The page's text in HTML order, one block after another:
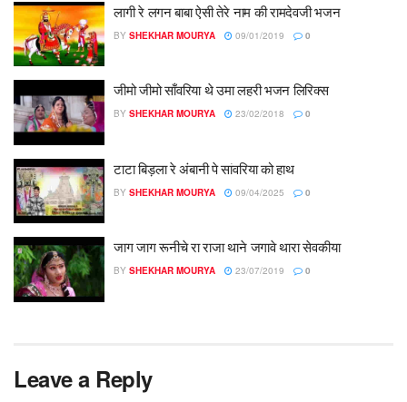
लागी रे लगन बाबा ऐसी तेरे नाम की रामदेवजी भजन
BY SHEKHAR MOURYA 09/01/2019 0
जीमो जीमो साँवरिया थे उमा लहरी भजन लिरिक्स
BY SHEKHAR MOURYA 23/02/2018 0
टाटा बिड़ला रे अंबानी पे सांवरिया को हाथ
BY SHEKHAR MOURYA 09/04/2025 0
जाग जाग रूनीचे रा राजा थाने जगावे थारा सेवकीया
BY SHEKHAR MOURYA 23/07/2019 0
Leave a Reply